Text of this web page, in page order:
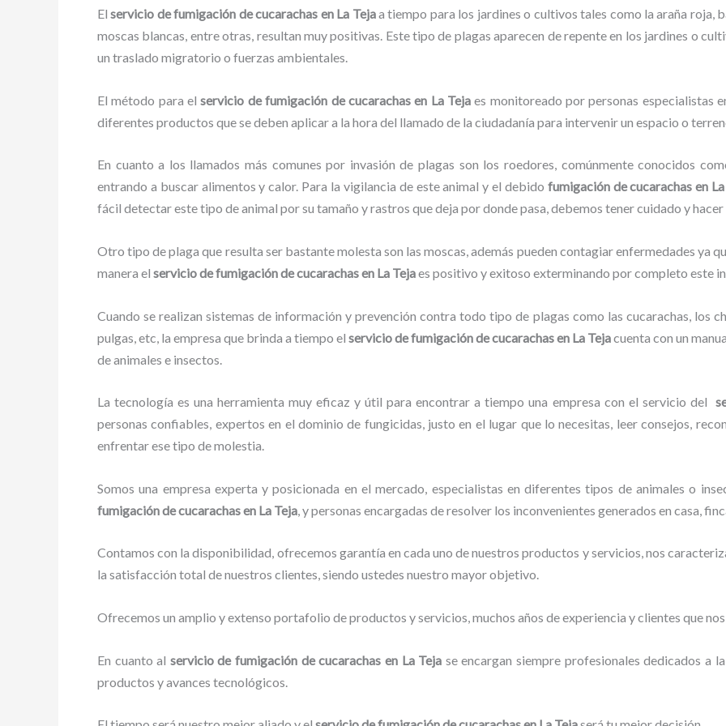
Elservicio de fumigación de cucarachas en La Tejaa tiempo para los jardines o cultivos tales como la araña roja,
moscas blancas, entre otras, resultan muy positivas. Este tipo de plagas aparecen de repente en los jardines o
un traslado migratorio o fuerzas ambientales.
El método para elservicio de fumigación de cucarachasen La Teja es monitoreado por personas especialistas
diferentes productos que se deben aplicar a la hora del llamado de la ciudadanía para intervenir un espacio o
En cuanto a los llamados más comunes por invasión de plagas son los roedores, comúnmente conocidos
entrando a buscar alimentos y calor. Para la vigilancia de este animal y el debido fumigación de cucarachas en
fácil detectar este tipo de animal por su tamaño y rastros que deja por donde pasa, debemos tener cuidado y
Otro tipo de plaga que resulta ser bastante molesta son las moscas, además pueden contagiar enfermedades ya
manera el servicio de fumigación de cucarachasen La Tejaes positivo y exitoso exterminando por completo este
Cuando se realizan sistemas de información y prevención contra todo tipo de plagas como las cucarachas, los
pulgas, etc, la empresa que brinda a tiempo el servicio de fumigación de cucarachasen La Tejacuenta con un
de animales e insectos.
La tecnología es una herramienta muy eficaz y útil para encontrar a tiempo una empresa con el servicio del
personas confiables, expertos en el dominio de fungicidas, justo en el lugar que lo necesitas, leer consejos,
enfrentar ese tipo de molestia.
Somos una empresa experta y posicionada en el mercado, especialistas en diferentes tipos de animales o
fumigación de cucarachasen La Teja , y personas encargadas de resolver los inconvenientes generados en casa,
Contamos con la disponibilidad, ofrecemos garantía en cada uno de nuestros productos y servicios, nos
la satisfacción total de nuestros clientes, siendo ustedes nuestro mayor objetivo.
Ofrecemos un amplio y extenso portafolio de productos y servicios, muchos años de experiencia y clientes que
En cuanto al servicio de fumigación de cucarachas en La Teja se encargan siempre profesionales dedicados a
productos y avances tecnológicos.